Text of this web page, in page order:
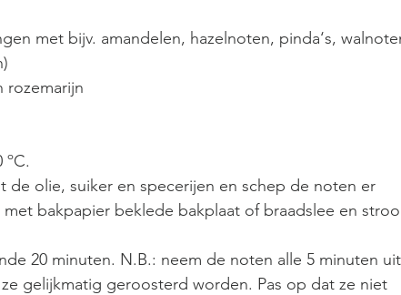
met bijv. amandelen, hazelnoten, pinda‘s,
rozemarijn
ºC.
de olie, suiker en specerijen en schep de noten er
bakpapier beklede bakplaat of braadslee en
20 minuten. N.B.: neem de noten alle 5 minuten
gelijkmatig geroosterd worden. Pas op dat ze niet